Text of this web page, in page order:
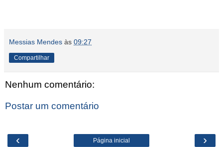
Messias Mendes às 09:27
Compartilhar
Nenhum comentário:
Postar um comentário
‹ ›
Página inicial